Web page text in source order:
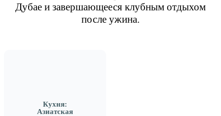
Дубае и завершающееся клубным отдыхом
после ужина.
Кухня:
Азиатская